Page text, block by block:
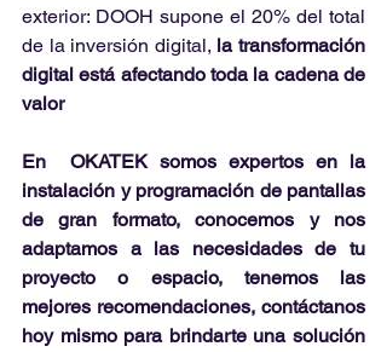
exterior: DOOH supone el 20% del total
de la inversión digital, la transformación
digital está afectando toda la cadena de
valor
En  OKATEK somos expertos en la
instalación y programación de pantallas
de gran formato, conocemos y nos
adaptamos a las necesidades de tu
proyecto o espacio, tenemos las
mejores recomendaciones, contáctanos
hoy mismo para brindarte una solución